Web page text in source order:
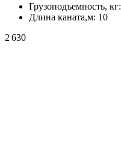
Грузоподъемность, кг:
Длина каната,м: 10
2 630